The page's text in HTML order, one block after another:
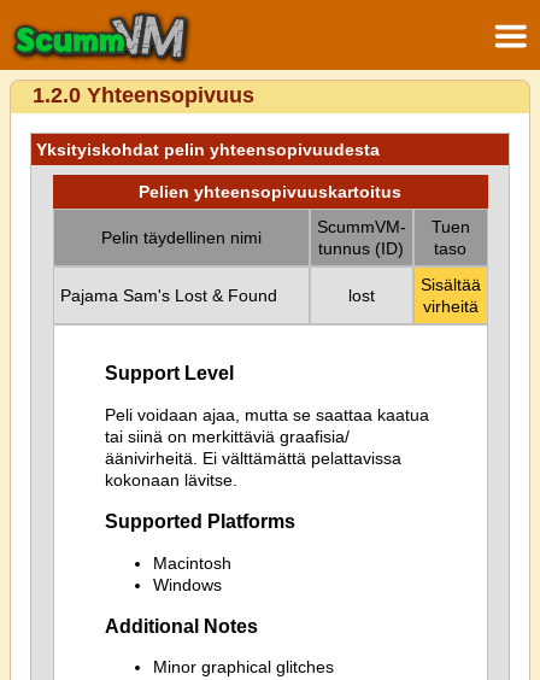
1.2.0 Yhteensopivuus
Yksityiskohdat pelin yhteensopivuudesta
Pelien yhteensopivuuskartoitus
Pelin täydellinen nimi
ScummVM-
tunnus (ID)
Tuen
taso
Pajama Sam's Lost & Found lost
Sisältää
virheitä
Support Level
Peli voidaan ajaa, mutta se saattaa kaatua
tai siinä on merkittäviä graafisia/
äänivirheitä. Ei välttämättä pelattavissa
kokonaan lävitse.
Supported Platforms
Macintosh
Windows
Additional Notes
Minor graphical glitches